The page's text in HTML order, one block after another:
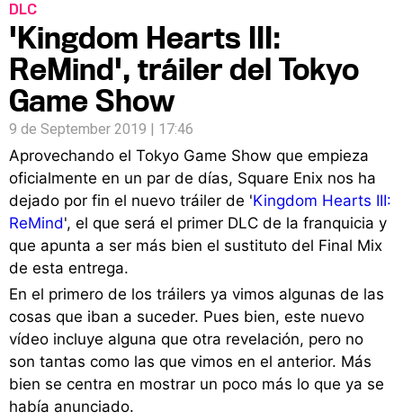
DLC
'Kingdom Hearts III:
ReMind', tráiler del Tokyo
Game Show
9 de September 2019 | 17:46
Aprovechando el Tokyo Game Show que empieza
oficialmente en un par de días, Square Enix nos ha
dejado por fin el nuevo tráiler de 'Kingdom Hearts III:
ReMind', el que será el primer DLC de la franquicia y
que apunta a ser más bien el sustituto del Final Mix
de esta entrega.
En el primero de los tráilers ya vimos algunas de las
cosas que iban a suceder. Pues bien, este nuevo
vídeo incluye alguna que otra revelación, pero no
son tantas como las que vimos en el anterior. Más
bien se centra en mostrar un poco más lo que ya se
había anunciado.